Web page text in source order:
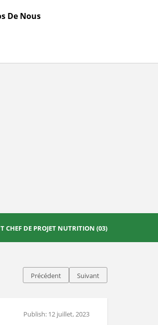
De Nous
CHEF DE PROJET NUTRITION (03)
Précédent Suivant
Publish: 12 juillet, 2023